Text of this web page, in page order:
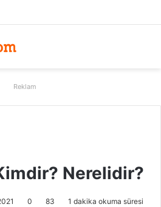
Reklam
Nerelidir?
0 83 1 dakika okuma süresi